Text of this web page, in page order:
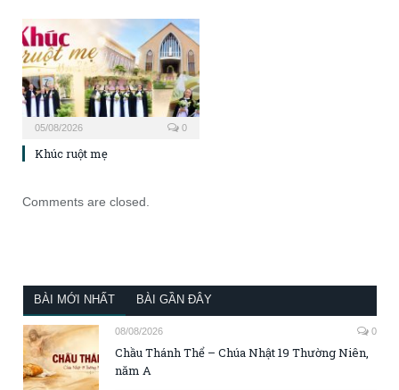
05/08/2026 0
Khúc ruột mẹ
Comments are closed.
BÀI MỚI NHẤT BÀI GẦN ĐÂY
08/08/2026 0
Chầu Thánh Thể – Chúa Nhật 19 Thường Niên,
năm A